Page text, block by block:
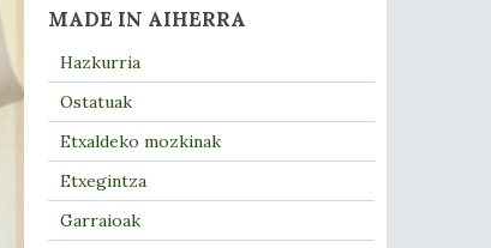
MADE IN AIHERRA
Hazkurria
Ostatuak
Etxaldeko mozkinak
Etxegintza
Garraioak